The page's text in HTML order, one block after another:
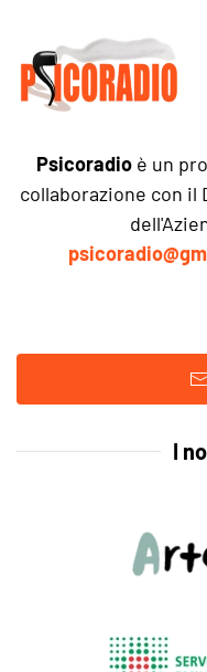
Psicoradioè un
collaborazione con il
I